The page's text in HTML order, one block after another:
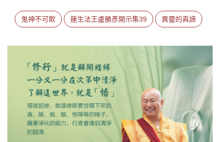
鬼神不可欺 蓮生法王盧勝彥開示集39 異靈的真諦